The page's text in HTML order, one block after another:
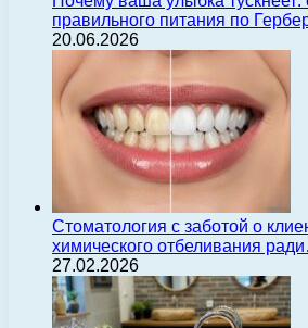
правильного питания по
20.06.2026
Стоматология с заботой о
химического отбеливания
27.02.2026